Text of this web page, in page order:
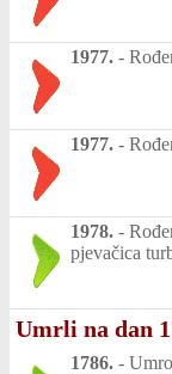
1977. -
1977. -
1978. -
pjevačica
Umrli na dan
1786. -